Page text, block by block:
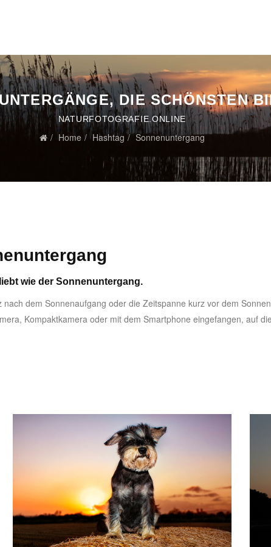
DIE SCHÖNSTEN
NATURFOTOGRAFIE.ONLINE
Home Hashtag Sonnenuntergang
wie der Sonnenuntergang.
nach dem Sonnenaufgang oder die Zeitspanne kurz vor dem
Kompaktkamera oder mit dem Smartphone eingefangen, auf